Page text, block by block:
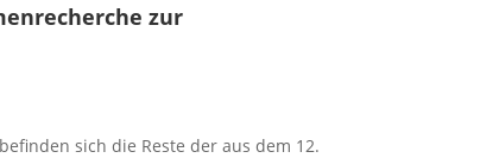
zur
sich die Reste der aus dem 12.